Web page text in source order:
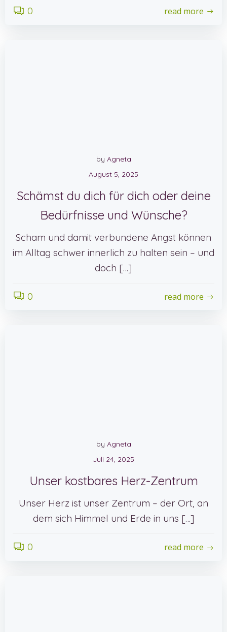
0 read more
by Agneta
August 5, 2025
Schämst du dich für dich oder deine
Bedürfnisse und Wünsche?
Scham und damit verbundene Angst können
im Alltag schwer innerlich zu halten sein – und
doch […]
0 read more
by Agneta
Juli 24, 2025
Unser kostbares Herz-Zentrum
Unser Herz ist unser Zentrum – der Ort, an
dem sich Himmel und Erde in uns […]
0 read more